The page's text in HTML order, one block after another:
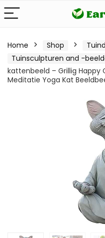
Home Shop
Tuinsculpturen and -
kattenbeeld – Grillig Happy
Meditatie Yoga Kat